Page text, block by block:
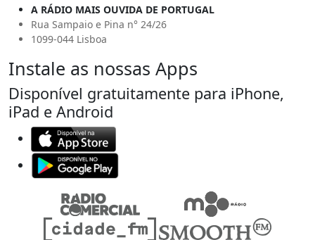
A RÁDIO MAIS OUVIDA DE PORTUGAL
Rua Sampaio e Pina n° 24/26
1099-044 Lisboa
Instale as nossas Apps
Disponível gratuitamente para iPhone,
iPad e Android